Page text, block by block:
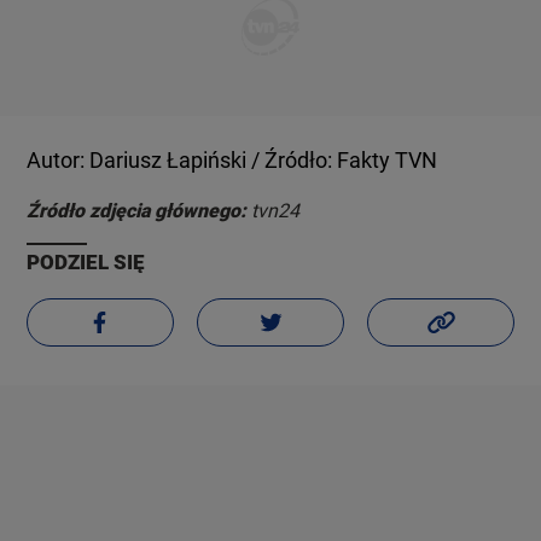
Autor: Dariusz Łapiński / Źródło: Fakty TVN
Źródło zdjęcia głównego: tvn24
PODZIEL SIĘ